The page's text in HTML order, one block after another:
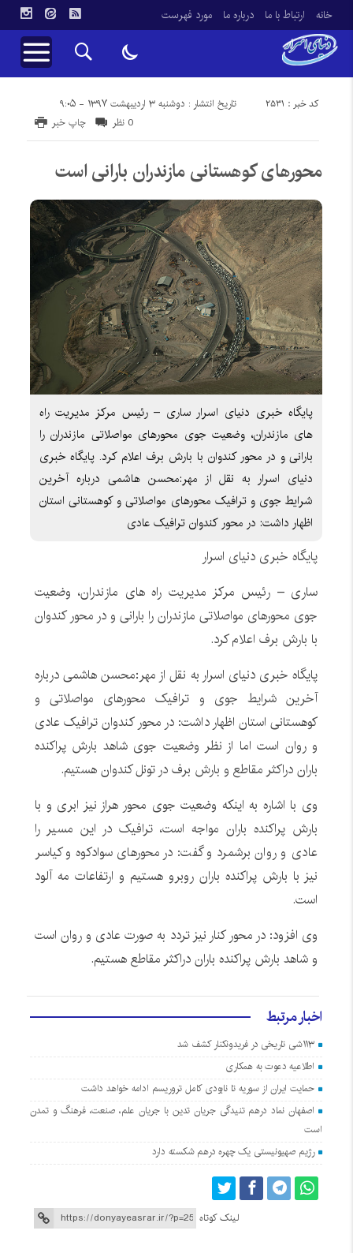
خانه ارتباط با ما درباره ما مورد فهرست
تاریخ انتشار : دوشنبه ۳ اردیبهشت ۱۳۹۷ - ۹:۰۵ کد خبر : 2531
چاپ خبر 0 نظر
محورهای کوهستانی مازندران بارانی است
پایگاه خبری دنیای اسرار ساری – رئیس مرکز مدیریت راه
های مازندران، وضعیت جوی محورهای مواصلاتی مازندران را
بارانی و در محور کندوان با بارش برف اعلام کرد. پایگاه خبری
دنیای اسرار به نقل از مهر:محسن هاشمی درباره آخرین
شرایط جوی و ترافیک محورهای مواصلاتی و کوهستانی استان
اظهار داشت: در محور کندوان ترافیک عادی
پایگاه خبری دنیای اسرار
ساری – رئیس مرکز مدیریت راه های مازندران، وضعیت
جوی محورهای مواصلاتی مازندران را بارانی و در محور کندوان
با بارش برف اعلام کرد.
پایگاه خبری دنیای اسرار به نقل از مهر:محسن هاشمی درباره
آخرین شرایط جوی و ترافیک محورهای مواصلاتی و
کوهستانی استان اظهار داشت: در محور کندوان ترافیک عادی
و روان است اما از نظر وضعیت جوی شاهد بارش پراکنده
باران دراکثر مقاطع و بارش برف در تونل کندوان هستیم.
وی با اشاره به اینکه وضعیت جوی محور هراز نیز ابری و با
بارش پراکنده باران مواجه است، ترافیک در این مسیر را
عادی و روان برشمرد و گفت: در محورهای سوادکوه و کیاسر
نیز با بارش پراکنده باران روبرو هستیم و ارتفاعات مه آلود
است.
وی افزود: در محور کنار نیز تردد به صورت عادی و روان است
و شاهد بارش پراکنده باران دراکثر مقاطع هستیم.
اخبار مرتبط
۱۱۳شی تاریخی در فریدونکنار کشف شد
اطلاعیه دعوت به همکاری
حمایت ایران از سوریه تا نابودی کامل تروریسم ادامه خواهد داشت
اصفهان نماد درهم تنیدگی جریان تدین با جریان علم، صنعت، فرهنگ و تمدن
است
رژیم صهیونیستی یک چهره درهم شکسته دارد
لینک کوتاه